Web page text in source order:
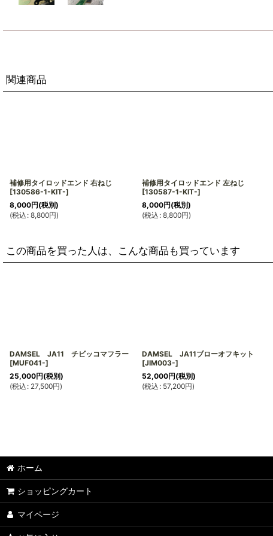
関連商品
補修用タイロッドエンド 右ねじ
[130586-1-KIT-]
8,000円(税別)
(税込 : 8,800円)
補修用タイロッドエンド 左ねじ
[130587-1-KIT-]
8,000円(税別)
(税込 : 8,800円)
この商品を買った人は、こんな商品も買っています
DAMSEL JA11 チビッコマフラー
[MUF041-]
25,000円(税別)
(税込 : 27,500円)
DAMSEL JA11ブローオフキット
[JIM003-]
52,000円(税別)
(税込 : 57,200円)
ホーム
ショッピングカート
マイページ